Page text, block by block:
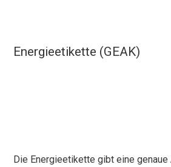
Energieetikette (GEAK)
Die Energieetikette gibt eine